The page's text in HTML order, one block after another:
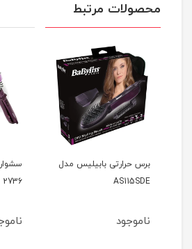
محصولات مرتبط
برس حرارتی بابیلیس مدل
AS115SDE
ناموجود
2736